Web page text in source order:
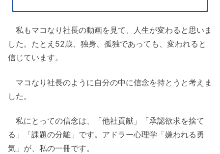
私もマコなり社長の動画を見て、人生が変わると思いま
した。たとえ52歳、独身、孤独であっても、変われると
信じています。
マコなり社長のように自分の中に信念を持とうと考えま
した。
私にとっての信念は、「他社貢献」「承認欲求を捨て
る」「課題の分離」です。アドラー心理学「嫌われる勇
気」が、私の一冊です。